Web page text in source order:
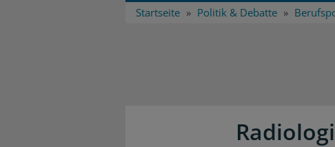
Startseite Politik & Debatte